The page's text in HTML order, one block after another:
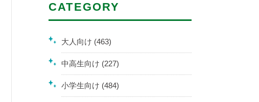
CATEGORY
大人向け (463)
中高生向け (227)
小学生向け (484)